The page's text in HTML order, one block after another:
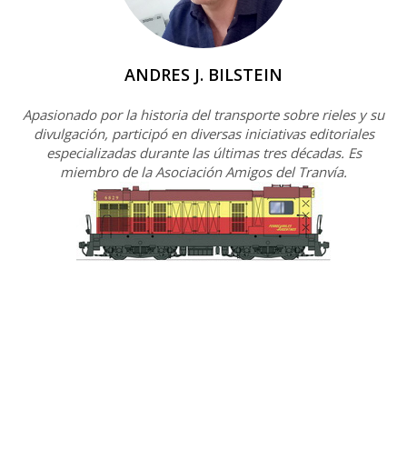
ANDRES J. BILSTEIN
Apasionado por la historia del transporte sobre rieles y su
divulgación, participó en diversas iniciativas editoriales
especializadas durante las últimas tres décadas. Es
miembro de la Asociación Amigos del Tranvía.